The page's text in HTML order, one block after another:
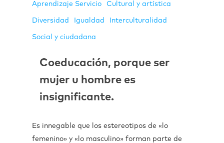
Aprendizaje Servicio Cultural y artística
Diversidad Igualdad Interculturalidad
Social y ciudadana
Coeducación, porque ser
mujer u hombre es
insignificante.
Es innegable que los estereotipos de «lo
femenino» y «lo masculino» forman parte de